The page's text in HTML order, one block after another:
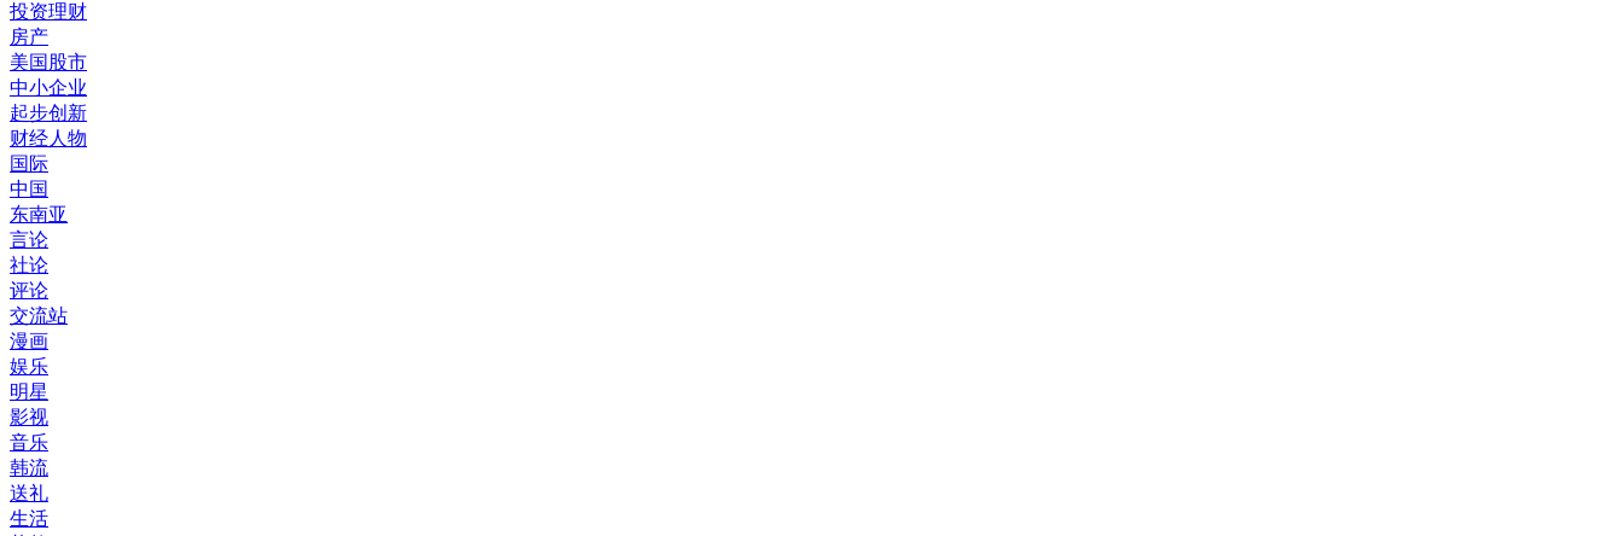
投资理财
房产
美国股市
中小企业
起步创新
财经人物
国际
中国
东南亚
言论
社论
评论
交流站
漫画
娱乐
明星
影视
音乐
韩流
送礼
生活